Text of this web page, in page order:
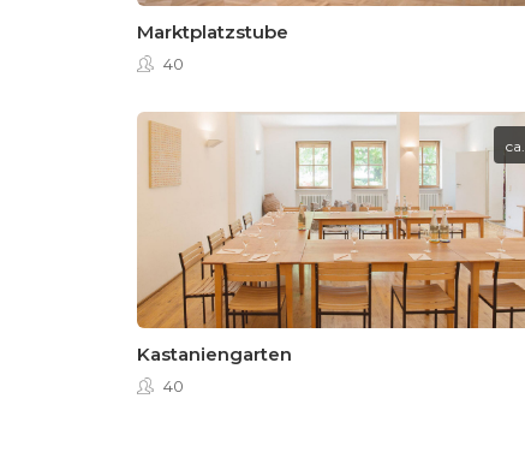
Marktplatzstube
40
ca.
Kastaniengarten
40